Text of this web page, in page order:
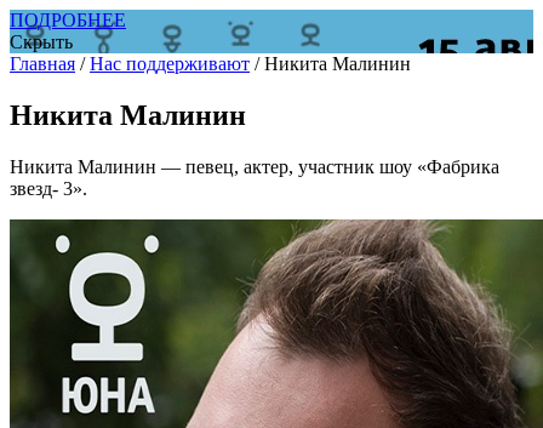
ПОДРОБНЕЕ
Скрыть
Главная / Нас поддерживают / Никита Малинин
Никита Малинин
Никита Малинин — певец, актер, участник шоу «Фабрика
звезд- 3».